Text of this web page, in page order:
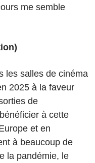
me semble
les salles de cinéma
2025 à la faveur
de
à cette
et en
à beaucoup de
la pandémie, le